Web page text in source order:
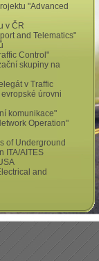
"Advanced
v ČR
and Telematics"
Control"
skupiny na
v Traffic
úrovni
komunikace"
Operation"
of Underground
ITA/AITES
and